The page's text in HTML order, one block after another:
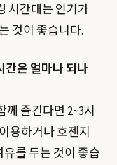
시간대는 인기가
것이 좋습니다.
간은 얼마나 되나
즐긴다면 2~3시
용하거나 호젠지
를 두는 것이 좋습